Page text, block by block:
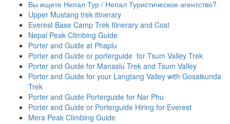
Вы ищете Непал Тур / Непал Туристическое агентство?
Upper Mustang trek itinerary
Everest Base Camp Trek Itinerary and Cost
Nepal Peak Climbing Guide
Porter and Guide at Phaplu
Porter and Guide or porterguide for Tsum Valley Trek
Porter and Guide for Manaslu Trek and Tsum Valley
Porter and Guide for your Langtang Valley with Gosaikunda
Trek
Porter and Guide Porterguide for Nar Phu
Porter and Guide or Porterguide Hiring for Everest
Mera Peak Climbing Guide